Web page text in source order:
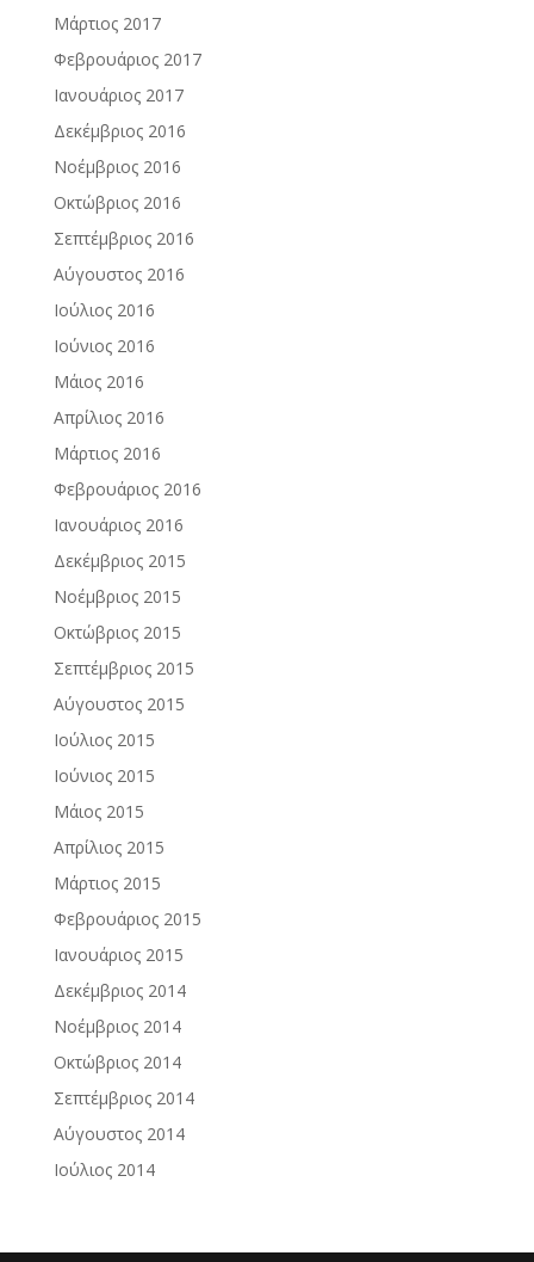
Μάρτιος 2017
Φεβρουάριος 2017
Ιανουάριος 2017
Δεκέμβριος 2016
Νοέμβριος 2016
Οκτώβριος 2016
Σεπτέμβριος 2016
Αύγουστος 2016
Ιούλιος 2016
Ιούνιος 2016
Μάιος 2016
Απρίλιος 2016
Μάρτιος 2016
Φεβρουάριος 2016
Ιανουάριος 2016
Δεκέμβριος 2015
Νοέμβριος 2015
Οκτώβριος 2015
Σεπτέμβριος 2015
Αύγουστος 2015
Ιούλιος 2015
Ιούνιος 2015
Μάιος 2015
Απρίλιος 2015
Μάρτιος 2015
Φεβρουάριος 2015
Ιανουάριος 2015
Δεκέμβριος 2014
Νοέμβριος 2014
Οκτώβριος 2014
Σεπτέμβριος 2014
Αύγουστος 2014
Ιούλιος 2014